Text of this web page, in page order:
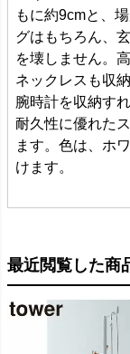
もに約9cmと、
グはもちろん、
を壊しません。
ネックレスも収
腕時計を収納す
耐久性に優れた
ます。色は、ホ
けます。
最近閲覧した商